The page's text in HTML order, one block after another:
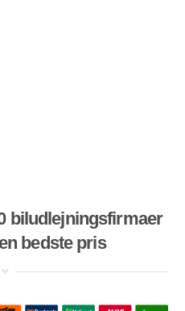
biludlejningsfirmaer
bedste pris